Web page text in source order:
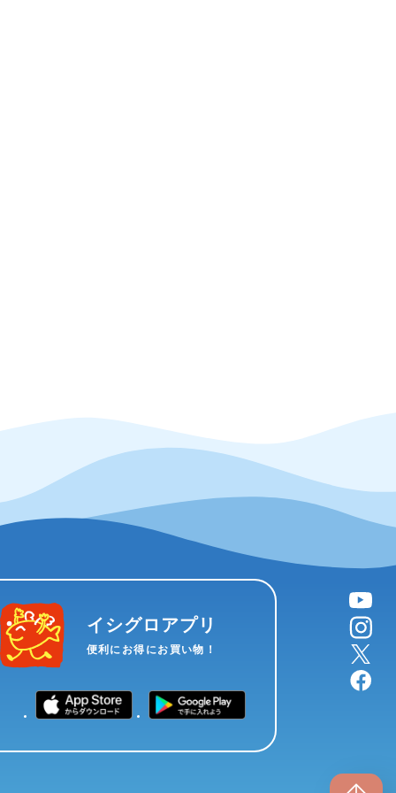
イシグロアプリ
便利にお得にお買い物！
YouTube
instagram
X
facebook